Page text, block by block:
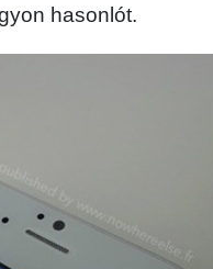
hasonlót.